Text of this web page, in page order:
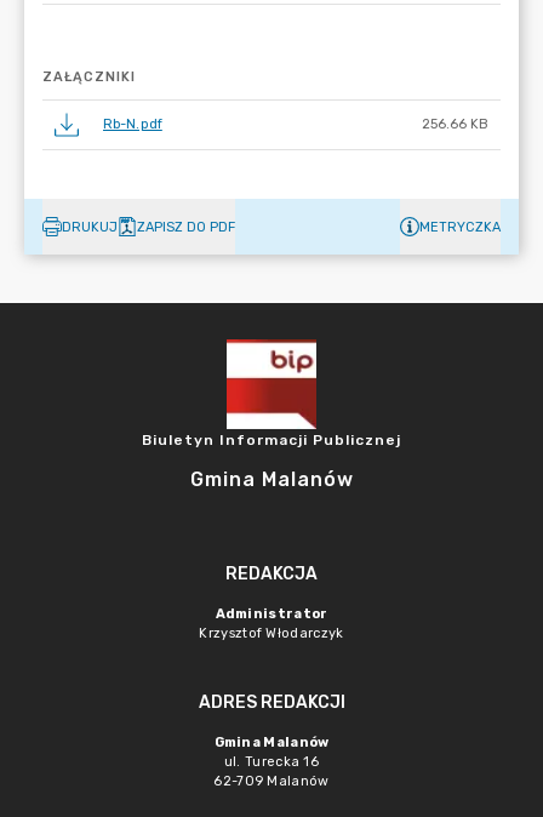
ZAŁĄCZNIKI
Rb-N.pdf 256.66 KB
DRUKUJ ZAPISZ DO PDF METRYCZKA
Biuletyn Informacji Publicznej
Gmina Malanów
REDAKCJA
Administrator
Krzysztof Włodarczyk
ADRES REDAKCJI
Gmina Malanów
ul. Turecka 16
62-709 Malanów